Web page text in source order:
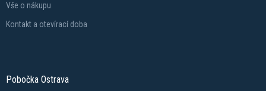
Vše o nákupu
Kontakt a otevírací doba
Pobočka Ostrava